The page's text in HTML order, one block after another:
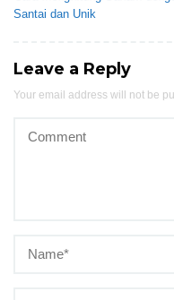
Santai dan Unik
Leave a Reply
Your email address will not be